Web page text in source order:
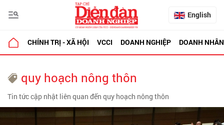
English
CHÍNH TRỊ - XÃ HỘI VCCI DOANH NGHIỆP DOANH NHÂN
quy hoạch nông thôn
Tin tức cập nhật liên quan đến quy hoạch nông thôn